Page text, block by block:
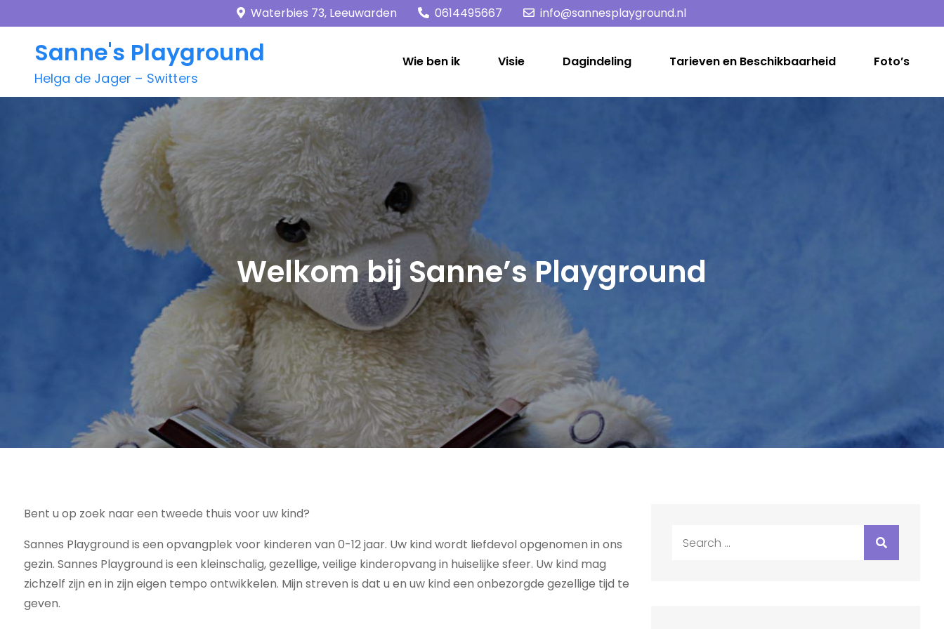
to
content
Waterbies 73, Leeuwarden 0614495667 info@sannesplayground.nl
Sanne's Playground
Helga de Jager – Switters
Wie ben ik Visie Dagindeling Tarieven en Beschikbaarheid Foto’s
Welkom bij Sanne’s Playground
Bent u op zoek naar een tweede thuis voor uw kind?
Sannes Playground is een opvangplek voor kinderen van 0-12 jaar. Uw kind wordt liefdevol opgenomen in ons
gezin. Sannes Playground is een kleinschalig, gezellige, veilige kinderopvang in huiselijke sfeer. Uw kind mag
zichzelf zijn en in zijn eigen tempo ontwikkelen. Mijn streven is dat u en uw kind een onbezorgde gezellige tijd te
geven.